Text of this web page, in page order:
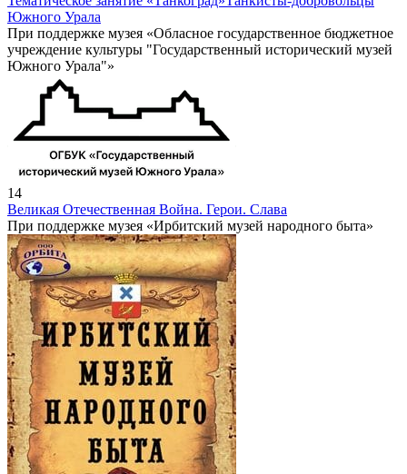
Южного Урала
При поддержке музея «Обласное государственное бюджетное
учреждение культуры "Государственный исторический музей
Южного Урала"»
14
Великая Отечественная Война. Герои. Слава
При поддержке музея «Ирбитский музей народного быта»